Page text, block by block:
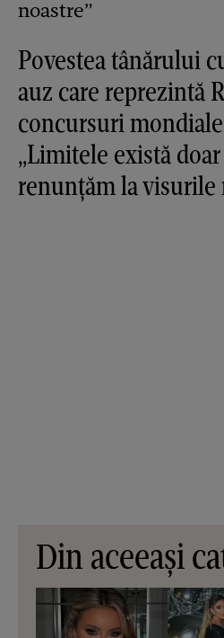
Povestea tânărului
auz care reprezintă
concursuri
„Limitele există
renunțăm la visurile
Din aceeași